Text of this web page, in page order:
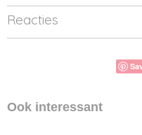
Reacties
Ook interessant